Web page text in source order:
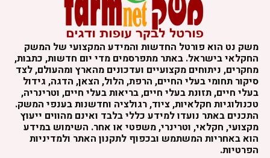
משק נט הוא פורטל החדשות והמידע המקצועי של המשק
החקלאי בישראל. באתר מתפרסמים מדי יום חדשות, כתבות,
מחקרים, ניתוחים מקצועיים ועדכונים מהארץ ומהעולם, לצד
סיקור תחומי בעלי החיים, הרפת, הלול, הצאן, הדגה, גידול
בעלי חיים, תזונת בעלי חיים, בריאות בעלי חיים, וטרינריה,
טכנולוגיות חקלאיות, ציוד, רגולציה וחדשנות בענפי המשק.
התכנים באתר נועדו למידע כללי בלבד ואינם מהווים ייעוץ
מקצועי, חקלאי, וטרינרי, משפטי או אחר. השימוש במידע
הוא באחריות המשתמש ובכפוף לתקנון האתר ולמדיניות
הפרטיות.